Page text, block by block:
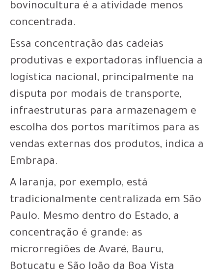
bovinocultura é a atividade menos
concentrada.
Essa concentração das cadeias
produtivas e exportadoras influencia a
logística nacional, principalmente na
disputa por modais de transporte,
infraestruturas para armazenagem e
escolha dos portos marítimos para as
vendas externas dos produtos, indica a
Embrapa.
A laranja, por exemplo, está
tradicionalmente centralizada em São
Paulo. Mesmo dentro do Estado, a
concentração é grande: as
microrregiões de Avaré, Bauru,